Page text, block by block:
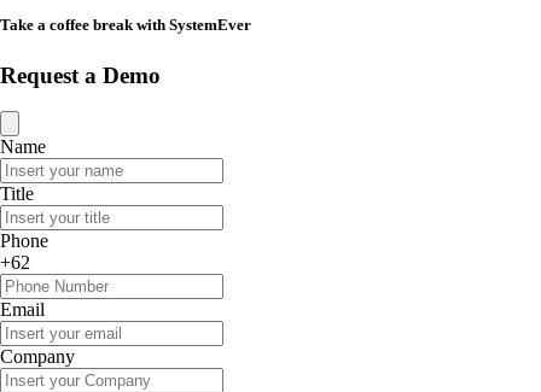
Take a coffee break with SystemEver
Request a Demo
Name
Title
Phone
+62
Email
Company